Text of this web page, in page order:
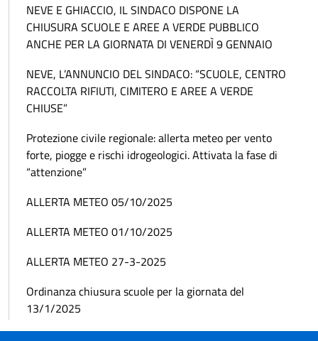
NEVE E GHIACCIO, IL SINDACO DISPONE LA
CHIUSURA SCUOLE E AREE A VERDE PUBBLICO
ANCHE PER LA GIORNATA DI VENERDÌ 9 GENNAIO
NEVE, L’ANNUNCIO DEL SINDACO: “SCUOLE, CENTRO
RACCOLTA RIFIUTI, CIMITERO E AREE A VERDE
CHIUSE”
Protezione civile regionale: allerta meteo per vento
forte, piogge e rischi idrogeologici. Attivata la fase di
“attenzione”
ALLERTA METEO 05/10/2025
ALLERTA METEO 01/10/2025
ALLERTA METEO 27-3-2025
Ordinanza chiusura scuole per la giornata del
13/1/2025